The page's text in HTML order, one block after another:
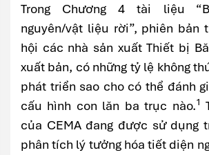
Trong Chương 4 tài liệu
nguyên/vật liệu rời”, phiên bản
hội các nhà sản xuất Thiết bị
xuất bản, có những tỷ lệ không
phát triển sao cho có thể đánh
cấu hình con lăn ba trục nào.1
của CEMA đang được sử dụng
phân tích lý tưởng hóa tiết diện